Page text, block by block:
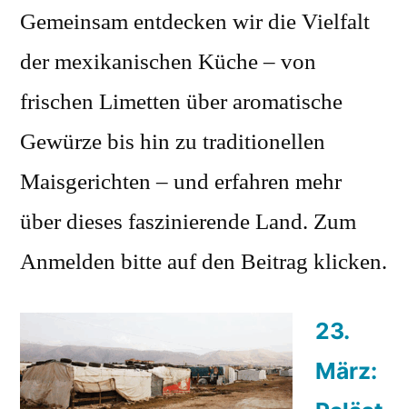
Gemeinsam entdecken wir die Vielfalt
der mexikanischen Küche – von
frischen Limetten über aromatische
Gewürze bis hin zu traditionellen
Maisgerichten – und erfahren mehr
über dieses faszinierende Land. Zum
Anmelden bitte auf den Beitrag klicken.
23.
März: